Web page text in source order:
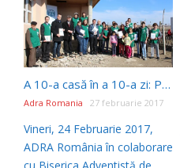
A 10-a casă în a 10-a zi: Președintele Bisericii Adventiste din Muntenia și Dobrogea inaugurează a 260-a casă construită de ADRA România
Adra Romania 27 februarie 2017
Vineri, 24 Februarie 2017,
ADRA România în colaborare